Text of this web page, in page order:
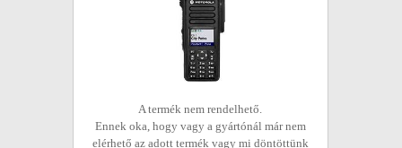
A termék nem rendelhető.
Ennek oka, hogy vagy a gyártónál már nem
elérhető az adott termék vagy mi döntöttünk